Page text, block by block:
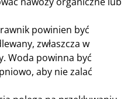
powinien być
zwłaszcza w
Woda powinna być
aby nie zalać